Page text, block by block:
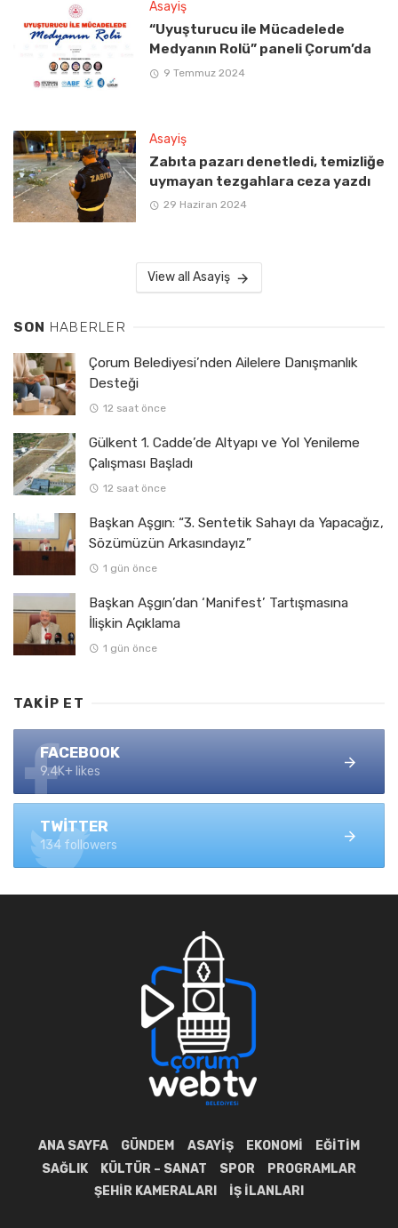
Asayiş
“Uyuşturucu ile Mücadelede
Medyanın Rolü” paneli Çorum’da
9 Temmuz 2024
Asayiş
Zabıta pazarı denetledi, temizliğe
uymayan tezgahlara ceza yazdı
29 Haziran 2024
View all Asayiş
SON HABERLER
Çorum Belediyesi’nden Ailelere Danışmanlık
Desteği
12 saat önce
Gülkent 1. Cadde’de Altyapı ve Yol Yenileme
Çalışması Başladı
12 saat önce
Başkan Aşgın: “3. Sentetik Sahayı da Yapacağız,
Sözümüzün Arkasındayız”
1 gün önce
Başkan Aşgın’dan ‘Manifest’ Tartışmasına
İlişkin Açıklama
1 gün önce
TAKIP ET
FACEBOOK
9.4K+ likes
TWITTER
134 followers
ANA SAYFA GÜNDEM ASAYIŞ EKONOMI
EĞITIM
SAĞLIK
KÜLTÜR – SANAT SPOR
PROGRAMLAR
ŞEHIR KAMERALARI
İŞ İLANLARI